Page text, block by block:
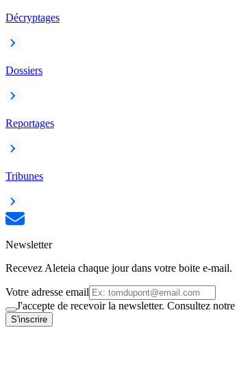
Décryptages
Dossiers
Reportages
Tribunes
Newsletter
Recevez Aleteia chaque jour dans votre boite e-mail.
Votre adresse email
J'accepte de recevoir la newsletter. Consultez notre
S'inscrire